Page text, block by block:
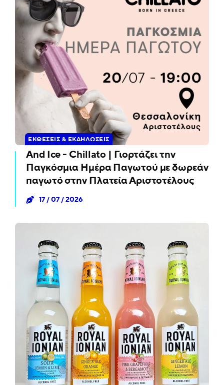
ΕΚΘΈΣΕΙΣ & ΕΚΔΗΛΏΣΕΙΣ
And Ice - Chillato | Γιορτάζει την
Παγκόσμια Ημέρα Παγωτού με δωρεάν
παγωτό στην Πλατεία Αριστοτέλους
17 / 07 / 2026